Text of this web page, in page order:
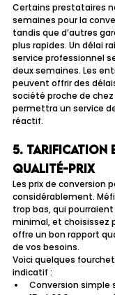
Certains prestataires
semaines pour la
tandis que d’autres
plus rapides. Un délai
service professionnel
deux semaines. Les
peuvent offrir des
société proche de
permettra un service
réactif.
5. Tarification
qualité-prix
Les prix de conversion
considérablement.
trop bas, qui
minimal, et choisissez
offre un bon rapport
de vos besoins.
Voici quelques
indicatif :
Conversion simple